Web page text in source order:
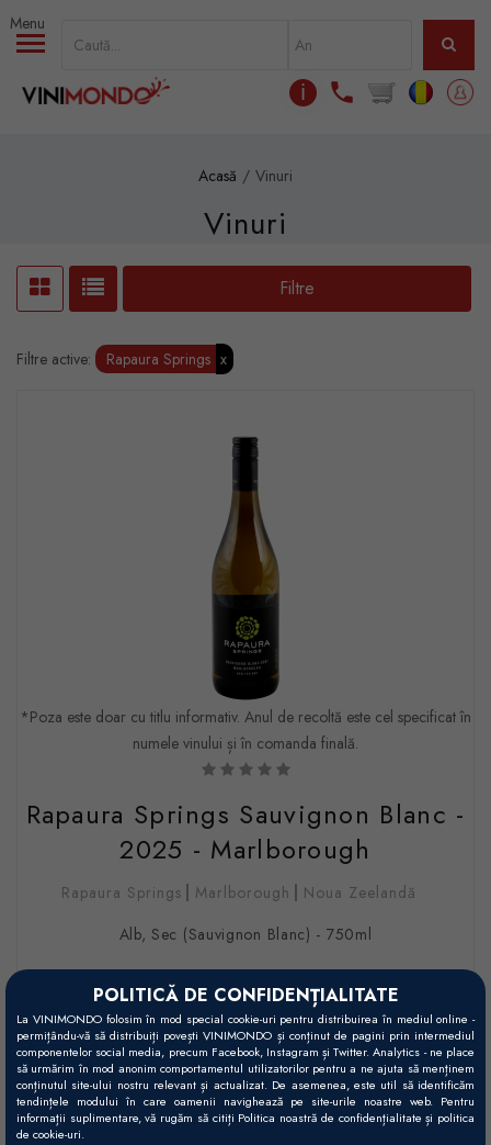
POLITICĂ DE CONFIDENȚIALITATE
La VINIMONDO folosim în mod special cookie-uri pentru distribuirea în mediul online -
permițându-vă să distribuiți povești VINIMONDO și conținut de pagini prin intermediul
componentelor social media, precum Facebook, Instagram și Twitter. Analytics - ne place
să urmărim în mod anonim comportamentul utilizatorilor pentru a ne ajuta să menținem
conținutul site-ului nostru relevant și actualizat. De asemenea, este util să identificăm
tendințele modului în care oamenii navighează pe site-urile noastre web. Pentru
informații suplimentare, vă rugăm să citiți Politica noastră de confidențialitate și politica
de cookie-uri.
Mergi la conţinutul principal
ℹ
Acasă Vinuri
Vinuri
Filtre
Filtre active: Rapaura Springs x
*Poza este doar cu titlu informativ. Anul de recoltă este cel specificat în
numele vinului și în comanda finală.
Rapaura Springs Sauvignon Blanc -
2025 - Marlborough
Rapaura Springs Marlborough
Noua Zeelandă
Alb, Sec (Sauvignon Blanc) - 750ml
79,00 RON
+
-
Adaugă în coș